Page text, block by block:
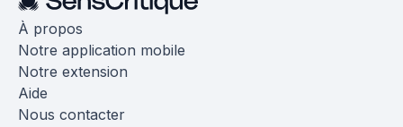
À propos
Notre application mobile
Notre extension
Aide
Nous contacter